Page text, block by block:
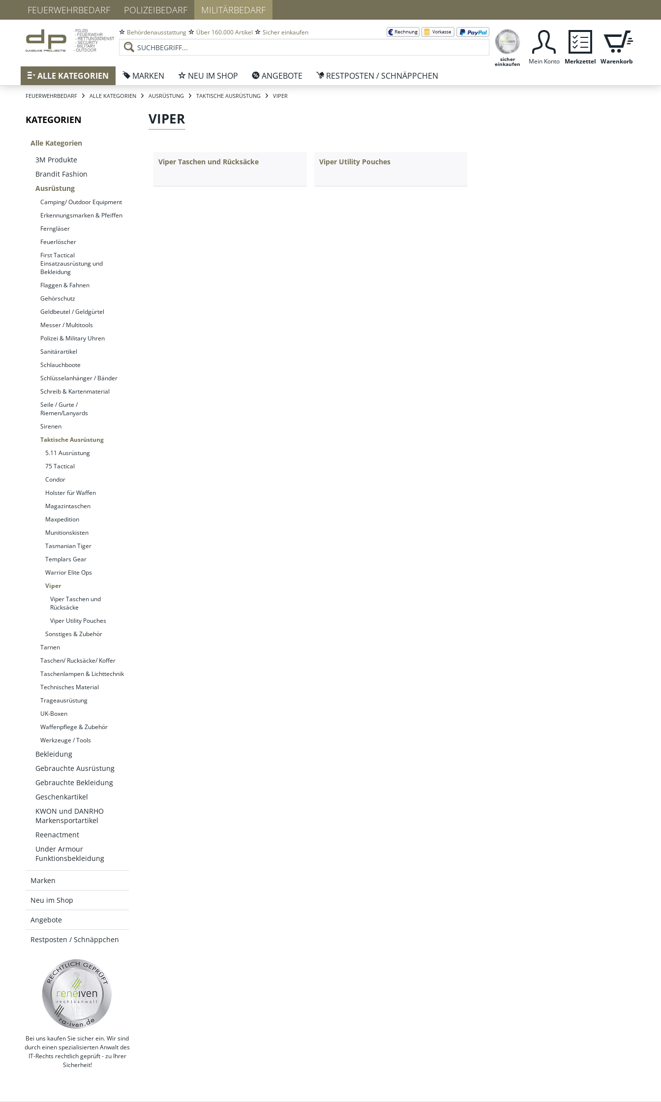
FEUERWEHRBEDARF POLIZEIBEDARF MILITÄRBEDARF
Behördenausstattung Über 160.000 Artikel Sicher einkaufen
sicher
einkaufen Mein Konto Merkzettel Warenkorb
ALLE KATEGORIEN MARKEN NEU IM SHOP ANGEBOTE RESTPOSTEN / SCHNÄPPCHEN
FEUERWEHRBEDARF ALLE KATEGORIEN AUSRÜSTUNG TAKTISCHE AUSRÜSTUNG VIPER
KATEGORIEN
Alle Kategorien
3M Produkte
Brandit Fashion
Ausrüstung
Camping/ Outdoor Equipment
Erkennungsmarken & Pfeiffen
Ferngläser
Feuerlöscher
First Tactical
Einsatzausrüstung und
Bekleidung
Flaggen & Fahnen
Gehörschutz
Geldbeutel / Geldgürtel
Messer / Multitools
Polizei & Military Uhren
Sanitärartikel
Schlauchboote
Schlüsselanhänger / Bänder
Schreib & Kartenmaterial
Seile / Gurte /
Riemen/Lanyards
Sirenen
Taktische Ausrüstung
5.11 Ausrüstung
75 Tactical
Condor
Holster für Waffen
Magazintaschen
Maxpedition
Munitionskisten
Tasmanian Tiger
Templars Gear
Warrior Elite Ops
Viper
Viper Taschen und
Rücksäcke
Viper Utility Pouches
Sonstiges & Zubehör
Tarnen
Taschen/ Rucksäcke/ Koffer
Taschenlampen & Lichttechnik
Technisches Material
Trageausrüstung
UK-Boxen
Waffenpflege & Zubehör
Werkzeuge / Tools
Bekleidung
Gebrauchte Ausrüstung
Gebrauchte Bekleidung
Geschenkartikel
KWON und DANRHO
Markensportartikel
Reenactment
Under Armour
Funktionsbekleidung
Marken
Neu im Shop
Angebote
Restposten / Schnäppchen
Bei uns kaufen Sie sicher ein. Wir sind
durch einen spezialisierten Anwalt des
IT-Rechts rechtlich geprüft - zu Ihrer
Sicherheit!
VIPER
Viper Taschen und Rücksäcke Viper Utility Pouches